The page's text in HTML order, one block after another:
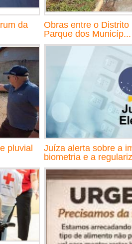
da
Obras entre o
Parque dos Municíp...
pluvial
Juíza alerta sobre a
biometria e a